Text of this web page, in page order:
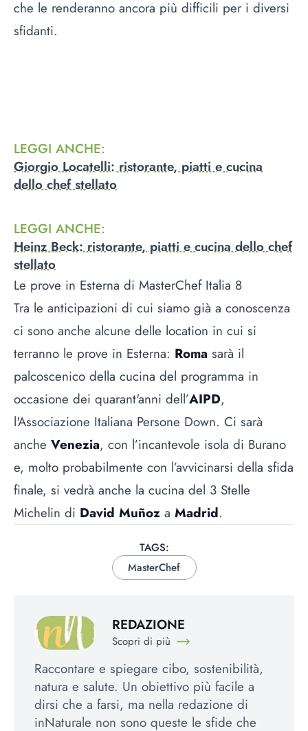
che le renderanno ancora più difficili per i diversi
sfidanti.
LEGGI ANCHE:
Giorgio Locatelli: ristorante, piatti e cucina
dello chef stellato
LEGGI ANCHE:
Heinz Beck: ristorante, piatti e cucina dello chef
stellato
Le prove in Esterna di MasterChef Italia 8
Tra le anticipazioni di cui siamo già a conoscenza
ci sono anche alcune delle location in cui si
terranno le prove in Esterna: Roma sarà il
palcoscenico della cucina del programma in
occasione dei quarant'anni dell’AIPD,
l'Associazione Italiana Persone Down. Ci sarà
anche Venezia, con l’incantevole isola di Burano
e, molto probabilmente con l’avvicinarsi della sfida
finale, si vedrà anche la cucina del 3 Stelle
Michelin di David Muñoz a Madrid.
TAGS:
MasterChef
REDAZIONE
Scopri di più
Raccontare e spiegare cibo, sostenibilità,
natura e salute. Un obiettivo più facile a
dirsi che a farsi, ma nella redazione di
inNaturale non sono queste le sfide che